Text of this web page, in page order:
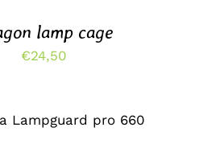
lamp cage
€24,50
SELECTEREN
DIT
PRODUCT
/